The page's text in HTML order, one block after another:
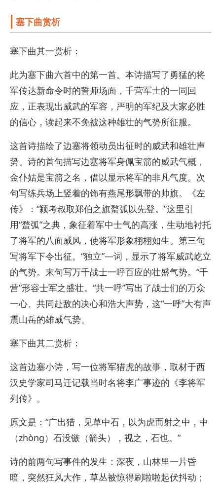
塞下曲赏析
塞下曲其一赏析：
此为塞下曲六首中的第一首。本诗描写了勇猛的将
军传达新命令时的誓师场面，千营军士的一同回
应，正表现出威武的军容，严明的军纪及大家必胜
的信心，读起来不免被这种雄壮的气势所征服。
这首诗描绘了边塞将领动员出征时的威武和雄壮声
势。诗的首句描写边塞将军身佩宝箭的威武气概，
金仆姑是宝箭之名，借以显示将军的非凡气度。次
句写练兵场上竖着的饰有燕尾形飘带的帅旗。《左
传》：“颍考叔取郑伯之旗蝥弧以先登。”这里引
用“蝥弧”之典，象征着军中士气的高涨，生动地衬托
了将军的八面威风，使将军形象栩栩如生。第三句
写将军下令出征。“独立”—词，显示了将军威武屹立
的气势。末句写万千战士一呼百应的壮盛气势。“千
营”形容士军之盛壮。“共一呼”写出了战士们的万众
一心、共同赴敌的决心和浩大声势，这“一呼”大有声
震山岳的雄威气势。
塞下曲其二赏析：
这首边塞小诗，写一位将军猎虎的故事，取材于西
汉史学家司马迁记载当时名将李广事迹的《李将军
列传》。
原文是：“广出猎，见草中石，以为虎而射之中，中
（zhòng）石没镞（箭头），视之，石也。”
诗的前两句写事件的发生：深夜，山林里一片昏
暗，突然狂风大作，草丛被惊得刷啦啦起伏抖动；